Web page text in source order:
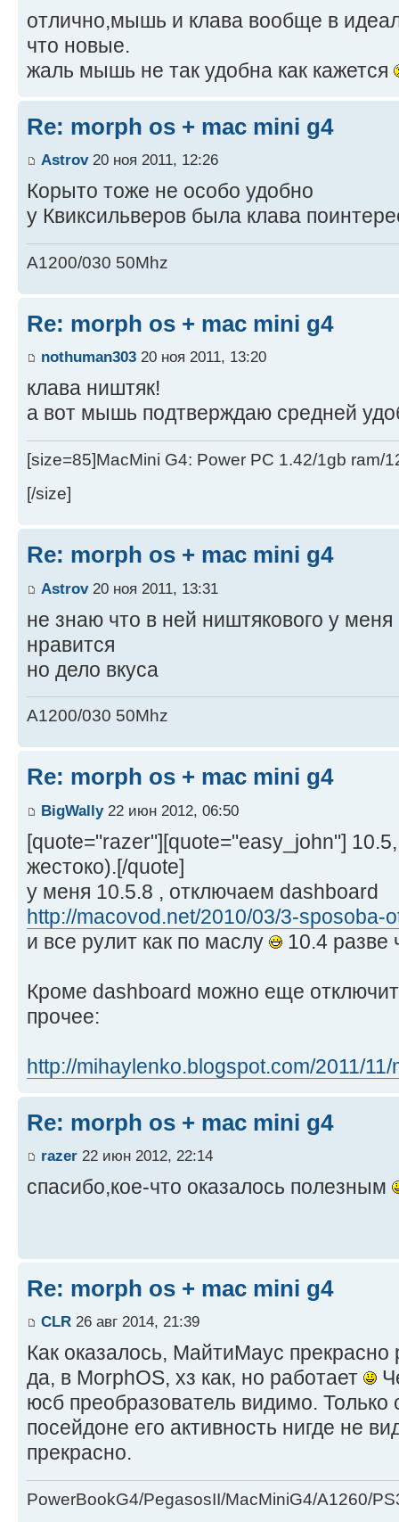
отлично,мышь и клава вообще в
что новые.
жаль мышь не так удобна как кажется
Re: morph os + mac mini g4
Astrov20 ноя 2011, 12:26
Корыто тоже не особо удобно
у Квиксильверов была клава
A1200/030 50Mhz
Re: morph os + mac mini g4
nothuman303 20 ноя 2011, 13:20
клава ништяк!
а вот мышь подтверждаю средней
[size=85]MacMini G4: Power PC 1.42/1gb ram/
[/size]
Re: morph os + mac mini g4
Astrov20 ноя 2011, 13:31
не знаю что в ней ништякового у
нравится
но дело вкуса
A1200/030 50Mhz
Re: morph os + mac mini g4
BigWally22 июн 2012, 06:50
[quote="razer"][quote="easy_john"]
жестоко).[/quote]
у меня 10.5.8 , отключаем dashboard
http://macovod.net/2010/03/3-sposoba-
и все рулит как по маслу
10.4 разве
Кроме dashboard можно еще
прочее:
http://mihaylenko.blogspot.com/2011/
Re: morph os + mac mini g4
razer 22 июн 2012, 22:14
спасибо,кое-что оказалось полезным
Re: morph os + mac mini g4
CLR 26 авг 2014, 21:39
Как оказалось, МайтиМаус прекрасно
да, в MorphOS, хз как, но работает
юсб преобразователь видимо. Только
посейдоне его активность нигде не
прекрасно.
PowerBookG4/PegasosII/MacMiniG4/A1260/